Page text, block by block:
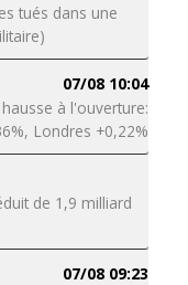
tués dans une
07/08 10:04
à l'ouverture:
Londres +0,22%
de 1,9 milliard
07/08 09:23